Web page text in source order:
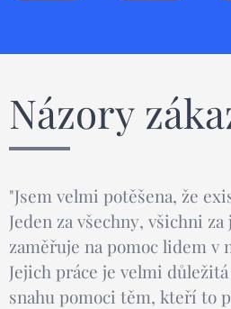
Názory
"Jsem velmi potěšena, že
Jeden za všechny, všichni
zaměřuje na pomoc lidem v
Jejich práce je velmi
snahu pomoci těm, kteří to